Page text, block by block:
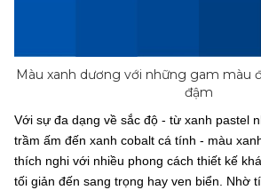
Màu xanh dương với những gam màu
đậm
Với sự đa dạng về sắc độ - từ xanh pastel
trầm ấm đến xanh cobalt cá tính - màu
thích nghi với nhiều phong cách thiết kế
tối giản đến sang trọng hay ven biển. Nhờ